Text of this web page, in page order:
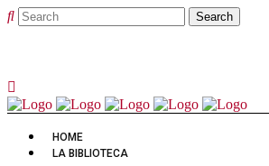
HOME
LA BIBLIOTECA